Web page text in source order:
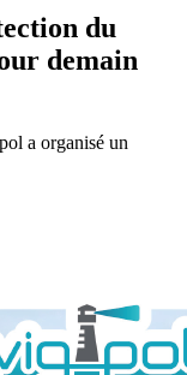
du
demain
a organisé un